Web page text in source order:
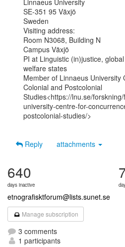
Linnaeus University
SE-351 95 Växjö
Sweden
Visiting address:
Room N3068, Building N
Campus Växjö
PI at Linguistic (in)justice,
welfare states
Member of Linnaeus University
Colonial and Postcolonial
Studies<https://lnu.se/
university-centre-for-
postcolonial-studies/>
Reply
attachments
640
days inactive
etnografisktforum@lists.sunet.se
Manage subscription
3 comments
1 participants